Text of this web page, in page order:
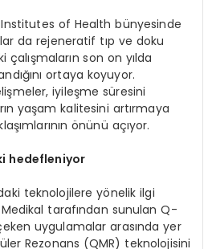
of Health bünyesinde
da rejeneratif tıp ve doku
çalışmaların son on yılda
ortaya koyuyor.
iyileşme süresini
yaşam kalitesini artırmaya
önünü açıyor.
hedefleniyor
teknolojilere yönelik ilgi
tarafından sunulan Q-
uygulamalar arasında yer
Rezonans (QMR) teknolojisini